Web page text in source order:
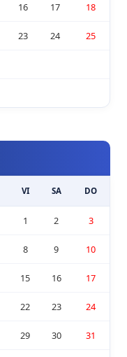
16 17 18
23 24 25
VI SA DO
1 2 3
8 9 10
15 16 17
22 23 24
29 30 31